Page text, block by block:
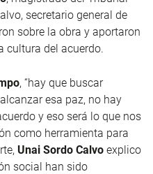
secretario general de
sobre la obra y aportaron
cultura del acuerdo.
, “hay que buscar
esa paz, no hay
y eso será lo que nos
como herramienta para
Unai Sordo Calvo explico
social han sido